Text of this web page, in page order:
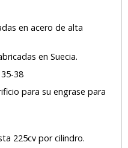
en acero de alta
en Suecia.
38
para su engrase para
225cv por cilindro.